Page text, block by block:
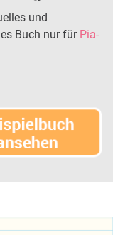
und
Buch nur für Pia-